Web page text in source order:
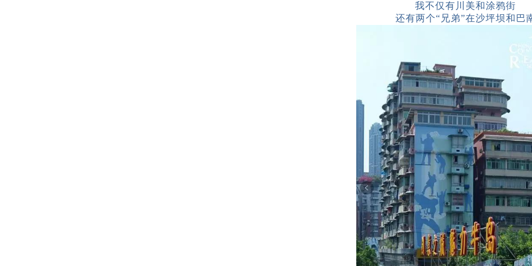
我不仅有川美和涂鸦街
还有两个“兄弟”在沙坪坝和巴